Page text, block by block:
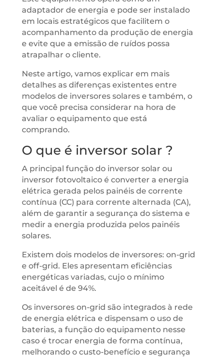
adaptador de energia e pode ser instalado
em locais estratégicos que facilitem o
acompanhamento da produção de energia
e evite que a emissão de ruídos possa
atrapalhar o cliente.
Neste artigo, vamos explicar em mais
detalhes as diferenças existentes entre
modelos de inversores solares e também, o
que você precisa considerar na hora de
avaliar o equipamento que está
comprando.
O que é inversor solar ?
A principal função do inversor solar ou
inversor fotovoltaico é converter a energia
elétrica gerada pelos painéis de corrente
contínua (CC) para corrente alternada (CA),
além de garantir a segurança do sistema e
medir a energia produzida pelos painéis
solares.
Existem dois modelos de inversores: on-grid
e off-grid. Eles apresentam eficiências
energéticas variadas, cujo o mínimo
aceitável é de 94%.
Os inversores on-grid são integrados à rede
de energia elétrica e dispensam o uso de
baterias, a função do equipamento nesse
caso é trocar energia de forma contínua,
melhorando o custo-benefício e segurança